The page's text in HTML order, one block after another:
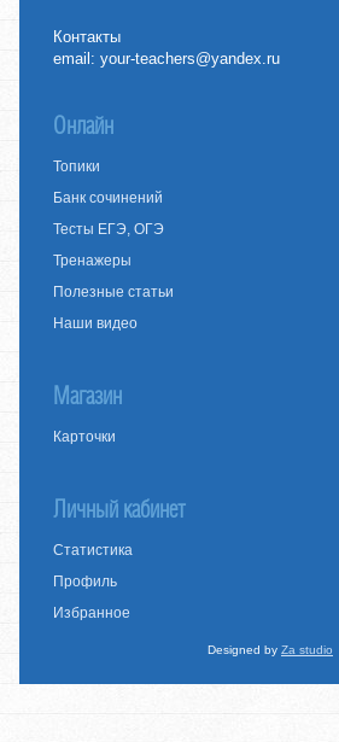
Контакты
email:your-teachers@yandex.ru
Онлайн
Топики
Банк сочинений
Тесты ЕГЭ, ОГЭ
Тренажеры
Полезные статьи
Наши видео
Магазин
Карточки
Личный кабинет
Статистика
Профиль
Избранное
Designed by Za studio